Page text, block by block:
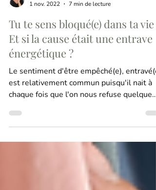
Laura Lefebvre
1 nov. 2022
7 min de lecture
Tu te sens bloqué(e) dans ta vie ?
Et si la cause était une entrave
énergétique ?
est relativement commun puisqu'il nait à
chaque fois que l'on nous refuse quelque
chose ou que l'on n'arrive pas à faire ce que
l'on souhaite. Ce sentiment associé à la
frustration, tu l'as sans doute d'ailleurs
maintes fois ressenti lorsque tu étais